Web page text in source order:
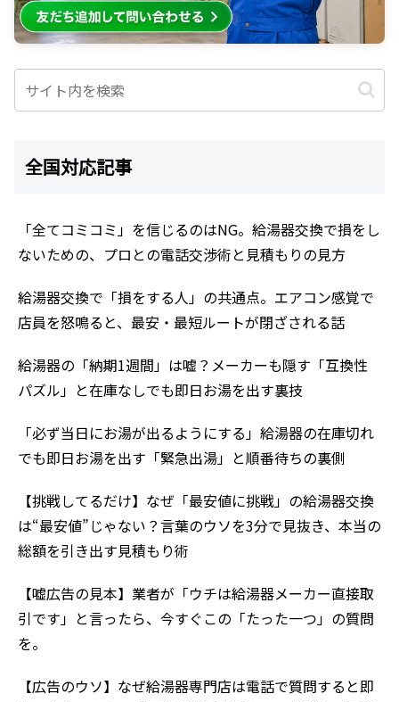
全国対応記事
「全てコミコミ」を信じるのはNG。給湯器交換で損をし
ないための、プロとの電話交渉術と見積もりの見方
給湯器交換で「損をする人」の共通点。エアコン感覚で
店員を怒鳴ると、最安・最短ルートが閉ざされる話
給湯器の「納期1週間」は嘘？メーカーも隠す「互換性
パズル」と在庫なしでも即日お湯を出す裏技
「必ず当日にお湯が出るようにする」給湯器の在庫切れ
でも即日お湯を出す「緊急出湯」と順番待ちの裏側
【挑戦してるだけ】なぜ「最安値に挑戦」の給湯器交換
は“最安値”じゃない？言葉のウソを3分で見抜き、本当の
総額を引き出す見積もり術
【嘘広告の見本】業者が「ウチは給湯器メーカー直接取
引です」と言ったら、今すぐこの「たった一つ」の質問
を。
【広告のウソ】なぜ給湯器専門​​店は電話で質問すると即